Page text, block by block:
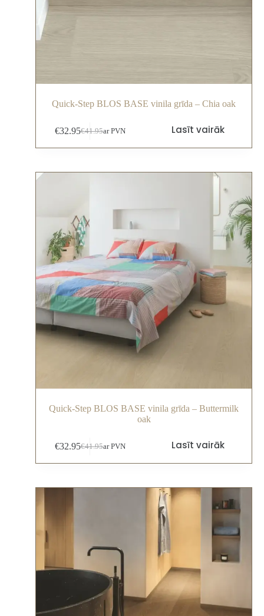
Quick-Step BLOS BASE vinila grīda – Chia oak
€41.95
€32.95 ar PVN Lasīt vairāk
Quick-Step BLOS BASE vinila grīda – Buttermilk
oak
€41.95
€32.95 ar PVN Lasīt vairāk